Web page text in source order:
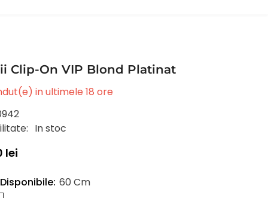
Clip-On VIP Blond Platinat
in ultimele18 ore
In stoc
lei
60 Cm